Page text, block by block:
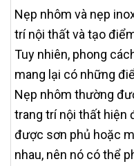
Nẹp nhôm và nẹp
trí nội thất và tạo
Tuy nhiên, phong
mang lại có những
Nẹp nhôm thường
trang trí nội thất hiện
được sơn phủ hoặc
nhau, nên nó có thể